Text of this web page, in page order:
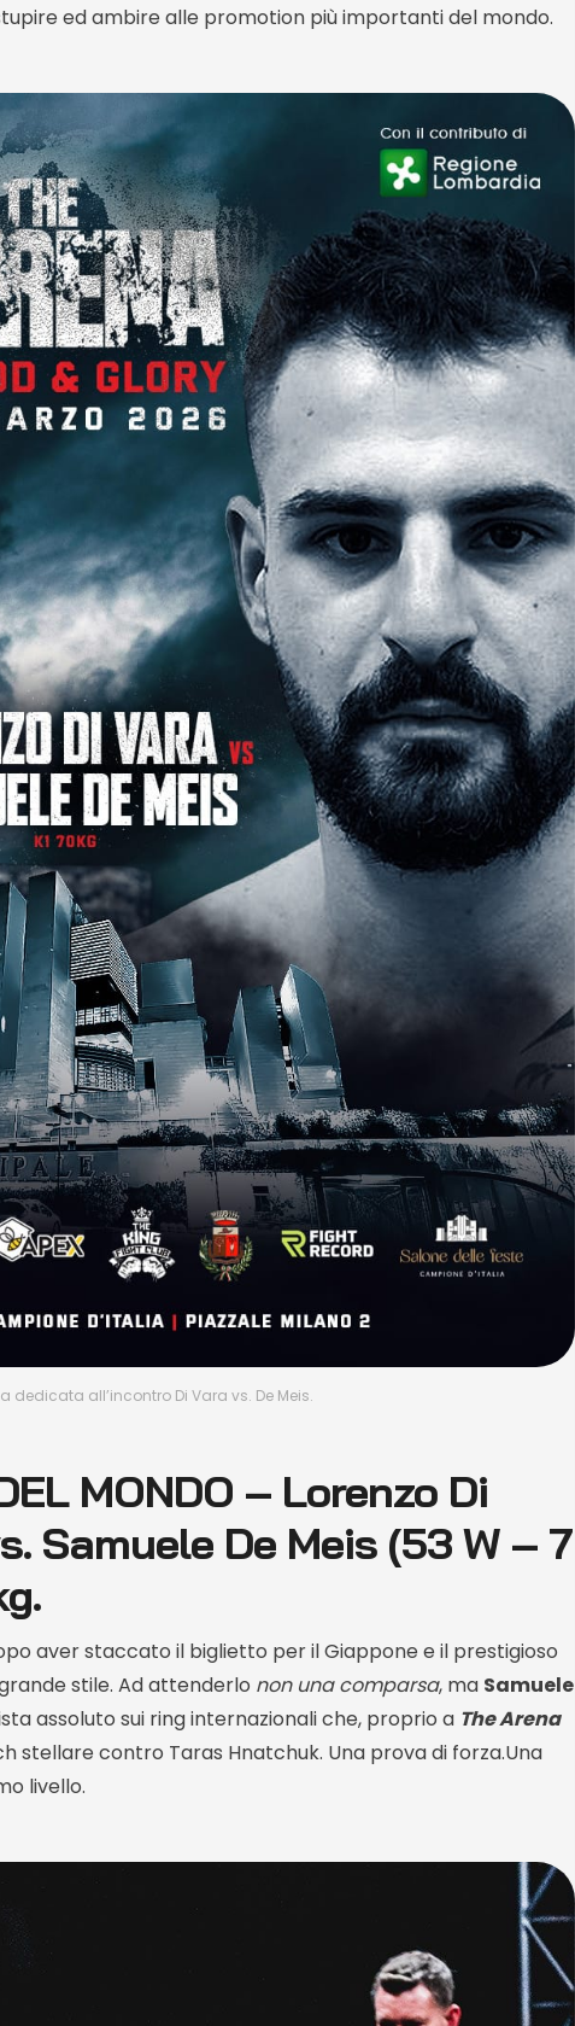
ed ambire alle promotion più importanti del mondo.
dedicata all’incontro Di Vara vs. De Meis.
MONDO – Lorenzo Di
Samuele De Meis (53 W – 7
aver staccato il biglietto per il Giappone e il prestigioso
stile. Ad attenderlo non una comparsa, ma Samuele
assoluto sui ring internazionali che, proprio a The Arena
stellare contro Taras Hnatchuk. Una prova di forza.Una
livello.